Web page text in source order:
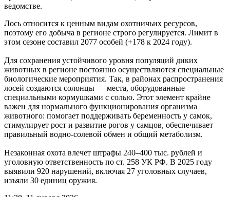
ведомстве.
Лось относится к ценным видам охотничьих ресурсов,
поэтому его добыча в регионе строго регулируется. Лимит в
этом сезоне составил 2077 особей (+178 к 2024 году).
Для сохранения устойчивого уровня популяций диких
животных в регионе постоянно осуществляются специальные
биологические мероприятия. Так, в районах распространения
лосей создаются солонцы — места, оборудованные
специальными кормушками с солью. Этот элемент крайне
важен для нормального функционирования организма
животного: помогает поддерживать беременность у самок,
стимулирует рост и развитие рогов у самцов, обеспечивает
правильный водно-солевой обмен и общий метаболизм.
Незаконная охота влечет штрафы 240–400 тыс. рублей и
уголовную ответственность по ст. 258 УК РФ. В 2025 году
выявили 920 нарушений, включая 27 уголовных случаев,
изъяли 30 единиц оружия.